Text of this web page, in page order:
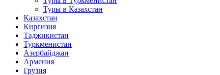
Туры в Казахстан
Казахстан
Киргизия
Таджикистан
Туркменистан
Азербайджан
Армения
Грузия